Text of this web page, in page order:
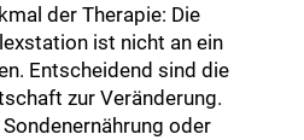
der Therapie: Die
ist nicht an ein
Entscheidend sind die
zur Veränderung.
oder